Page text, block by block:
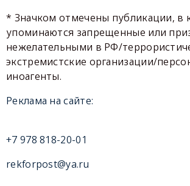
* Значком отмечены публикации, в
упоминаются запрещенные или
нежелательными в РФ/
экстремистские организации/
иноагенты.
Реклама на сайте:
+7 978 818-20-01
rekforpost@ya.ru